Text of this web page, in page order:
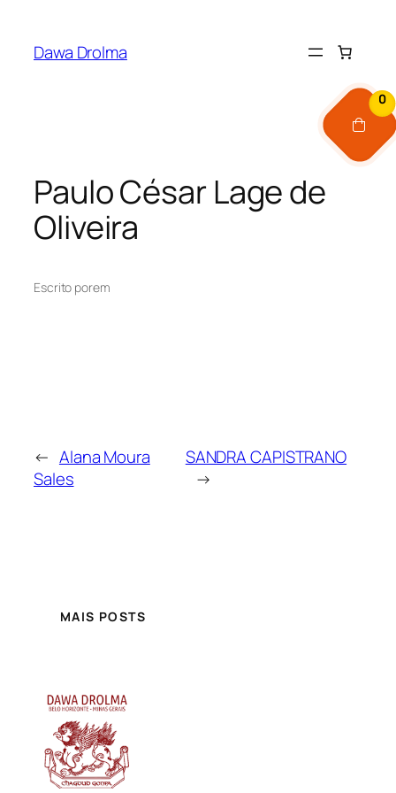
0
Dawa Drolma
Paulo César Lage de
Oliveira
Escrito porem
← Alana Moura
Sales
SANDRA CAPISTRANO
→
MAIS POSTS